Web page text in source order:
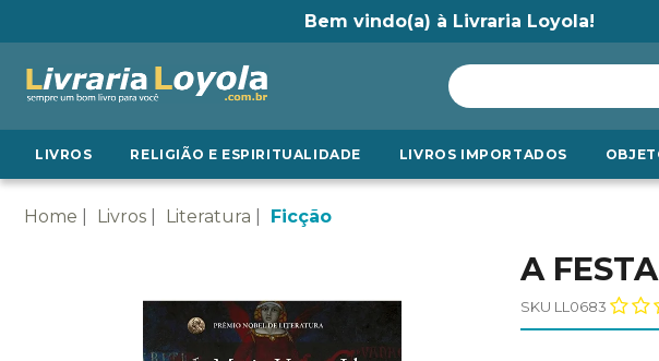
Bem vindo(a) à Livraria Loyola!
LIVROS RELIGIÃO E ESPIRITUALIDADE LIVROS IMPORTADOS
Home Livros Literatura Ficção
A
SKU LL0683